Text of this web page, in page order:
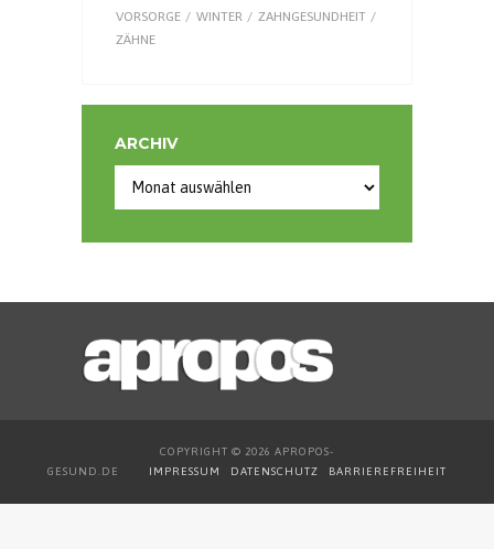
VORSORGE
WINTER
ZAHNGESUNDHEIT
ZÄHNE
ARCHIV
COPYRIGHT © 2026 APROPOS-
GESUND.DE IMPRESSUM DATENSCHUTZ BARRIEREFREIHEIT